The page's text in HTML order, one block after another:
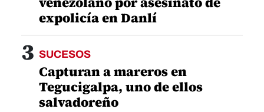
expolicía en Danlí
3 SUCESOS
Capturan a mareros en
Tegucigalpa, uno de ellos
salvadoreño